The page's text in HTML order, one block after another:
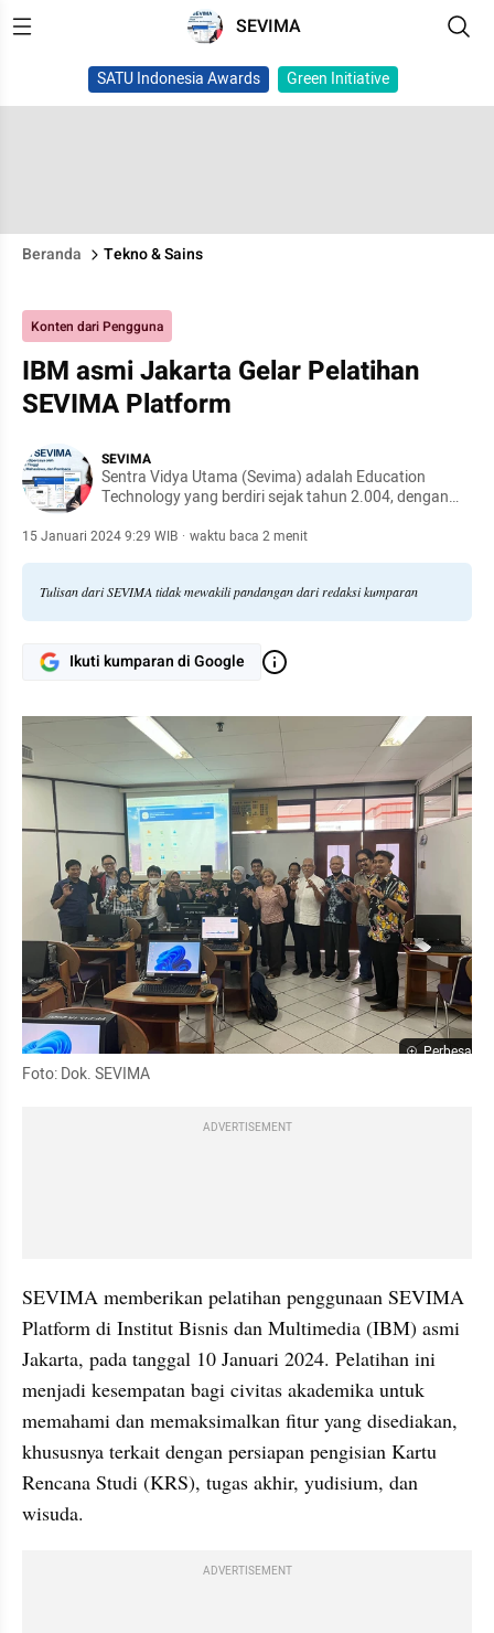
SEVIMA
SATU Indonesia Awards Green Initiative
Beranda Tekno & Sains
Konten dari Pengguna
IBM asmi Jakarta Gelar Pelatihan
SEVIMA Platform
SEVIMA
Sentra Vidya Utama (Sevima) adalah Education
Technology yang berdiri sejak tahun 2.004, dengan
lebih dari 1.000 kampus se-Indonesia. Bersama kita
15 Januari 2024 9:29 WIB · waktu baca 2 menit
Tulisan dari SEVIMA tidak mewakili pandangan dari redaksi kumparan
Ikuti kumparan di Google
Perbesar
Foto: Dok. SEVIMA
ADVERTISEMENT
SEVIMA memberikan pelatihan penggunaan SEVIMA
Platform di Institut Bisnis dan Multimedia (IBM) asmi
Jakarta, pada tanggal 10 Januari 2024. Pelatihan ini
menjadi kesempatan bagi civitas akademika untuk
memahami dan memaksimalkan fitur yang disediakan,
khususnya terkait dengan persiapan pengisian Kartu
Rencana Studi (KRS), tugas akhir, yudisium, dan
wisuda.
ADVERTISEMENT